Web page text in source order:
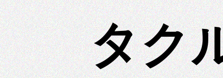
タク